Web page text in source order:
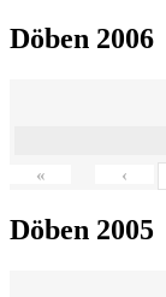
Döben 2006
« ‹
Döben 2005